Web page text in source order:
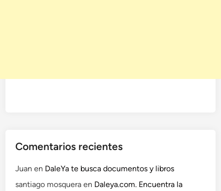
Comentarios recientes
Juan en DaleYa te busca documentos y libros
santiago mosquera en Daleya.com. Encuentra la